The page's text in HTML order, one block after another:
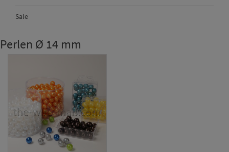
Sale
Perlen Ø 14 mm